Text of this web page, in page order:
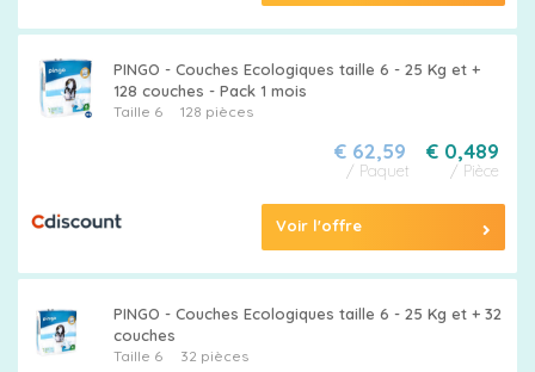
PINGO - Couches Ecologiques taille 6 - 25 Kg et +
128 couches - Pack 1 mois
Taille 6128 pièces
€ 0,489
/ Pièce
€ 62,59
/ Paquet
Voir l'offre
PINGO - Couches Ecologiques taille 6 - 25 Kg et + 32
couches
Taille 632 pièces